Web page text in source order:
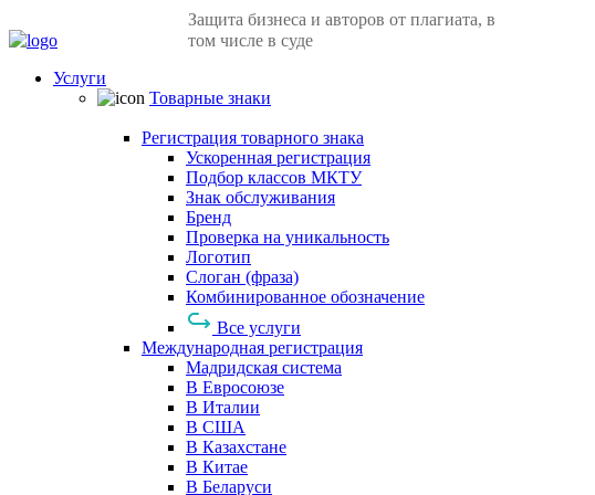
Защита бизнеса и авторов от плагиата, в
том числе в суде
Услуги
Товарные знаки
Регистрация товарного знака
Ускоренная регистрация
Подбор классов МКТУ
Знак обслуживания
Бренд
Проверка на уникальность
Логотип
Слоган (фраза)
Комбинированное обозначение
Все услуги
Международная регистрация
Мадридская система
В Евросоюзе
В Италии
В США
В Казахстане
В Китае
В Беларуси